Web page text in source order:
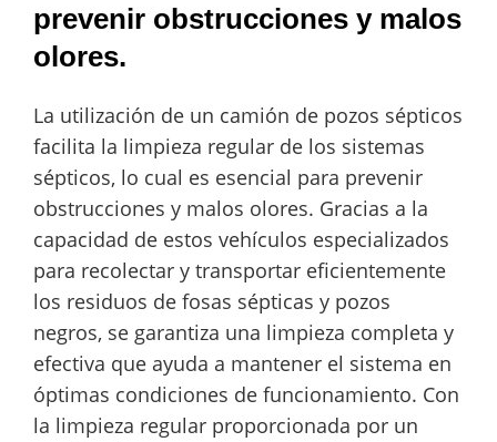
prevenir obstrucciones y malos
olores.
La utilización de un camión de pozos sépticos
facilita la limpieza regular de los sistemas
sépticos, lo cual es esencial para prevenir
obstrucciones y malos olores. Gracias a la
capacidad de estos vehículos especializados
para recolectar y transportar eficientemente
los residuos de fosas sépticas y pozos
negros, se garantiza una limpieza completa y
efectiva que ayuda a mantener el sistema en
óptimas condiciones de funcionamiento. Con
la limpieza regular proporcionada por un